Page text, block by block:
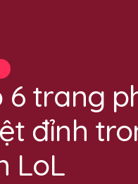
6 trang
đỉnh
LoL